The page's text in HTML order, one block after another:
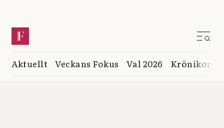
Aktuellt Veckans Fokus Val 2026 Krönikor